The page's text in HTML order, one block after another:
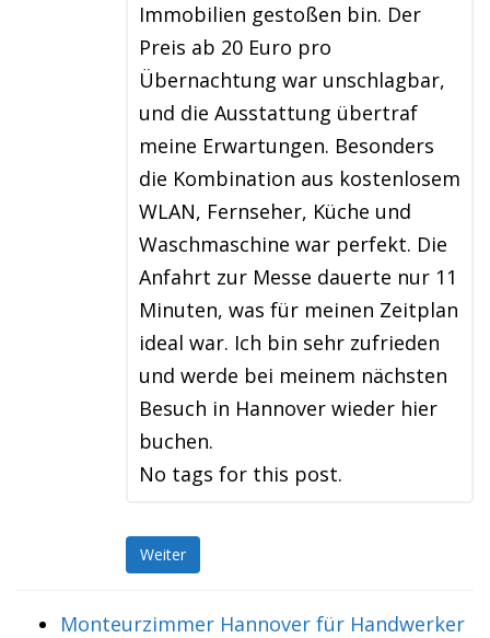
Immobilien gestoßen bin. Der
Preis ab 20 Euro pro
Übernachtung war unschlagbar,
und die Ausstattung übertraf
meine Erwartungen. Besonders
die Kombination aus kostenlosem
WLAN, Fernseher, Küche und
Waschmaschine war perfekt. Die
Anfahrt zur Messe dauerte nur 11
Minuten, was für meinen Zeitplan
ideal war. Ich bin sehr zufrieden
und werde bei meinem nächsten
Besuch in Hannover wieder hier
buchen.
No tags for this post.
Weiter
Monteurzimmer Hannover für Handwerker